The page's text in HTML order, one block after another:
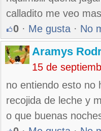
calladito me veo
0 · Me gusta · No
Aramys
15 de
no entiendo esto no
recojida de leche y
o que buenas